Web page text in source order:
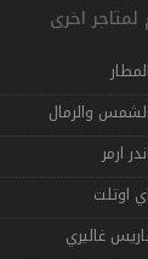
اخرى
والرمال
ارمر
اوتلت
غاليري